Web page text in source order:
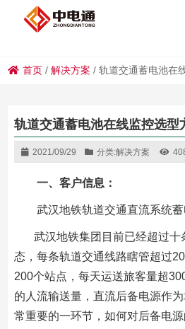
首页 /解决方案 /轨道交通蓄电池在
轨道交通蓄电池在线监控选型
2021/09/29 分类:解决方案
一、客户信息：
武汉地铁轨道交通直流系统
武汉地铁集团目前已经超过十
态，每条轨道交通线路瞎管超过
200个站点，每天运送旅客量超
的人流输送量，直流后备电源作
常重要的一环节，如何对后备电